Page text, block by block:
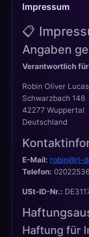
Impressum
📋
Angaben
Verantwortlich
Robin Oliver Lucas
Schwarzbach 148
42277 Wuppertal
Deutschland
E-Mail: robin@rl-
Telefon:
USt-ID-Nr.:
Haftung für